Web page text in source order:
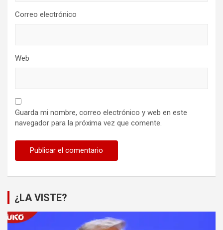
Correo electrónico
Web
Guarda mi nombre, correo electrónico y web en este
navegador para la próxima vez que comente.
¿LA VISTE?